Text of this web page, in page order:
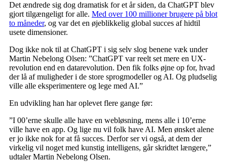
Det ændrede sig dog dramatisk for et år siden, da ChatGPT blev
gjort tilgængeligt for alle. Med over 100 millioner brugere på blot
to måneder, og var det en øjeblikkelig global succes af hidtil
usete dimensioner.
Dog ikke nok til at ChatGPT i sig selv slog benene væk under
Martin Nebelong Olsen: ”ChatGPT var reelt set mere en UX-
revolution end en datarevolution. Den fik folks øjne op for, hvad
der lå af muligheder i de store sprogmodeller og AI. Og pludselig
ville alle eksperimentere og lege med AI.”
En udvikling han har oplevet flere gange før:
”I 00’erne skulle alle have en webløsning, mens alle i 10’erne
ville have en app. Og lige nu vil folk have AI. Men ønsket alene
er jo ikke nok for at få succes. Derfor ser vi også, at dem der
virkelig vil noget med kunstig intelligens, går skridtet længere,”
udtaler Martin Nebelong Olsen.